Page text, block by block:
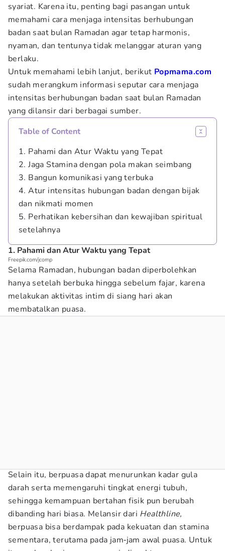
syariat. Karena itu, penting bagi pasangan untuk
memahami cara menjaga intensitas berhubungan
badan saat bulan Ramadan agar tetap harmonis,
nyaman, dan tentunya tidak melanggar aturan yang
berlaku.
Untuk memahami lebih lanjut, berikut Popmama.com
sudah merangkum informasi seputar cara menjaga
intensitas berhubungan badan saat bulan Ramadan
yang dilansir dari berbagai sumber.
Table of Content
1. Pahami dan Atur Waktu yang Tepat
2. Jaga Stamina dengan pola makan seimbang
3. Bangun komunikasi yang terbuka
4. Atur intensitas hubungan badan dengan bijak
dan nikmati momen
5. Perhatikan kebersihan dan kewajiban spiritual
setelahnya
1. Pahami dan Atur Waktu yang Tepat
Freepik.com/jcomp
Selama Ramadan, hubungan badan diperbolehkan
hanya setelah berbuka hingga sebelum fajar, karena
melakukan aktivitas intim di siang hari akan
membatalkan puasa.
Selain itu, berpuasa dapat menurunkan kadar gula
darah serta memengaruhi tingkat energi tubuh,
sehingga kemampuan bertahan fisik pun berubah
dibanding hari biasa. Melansir dari Healthline,
berpuasa bisa berdampak pada kekuatan dan stamina
sementara, terutama pada jam‑jam awal puasa. Untuk